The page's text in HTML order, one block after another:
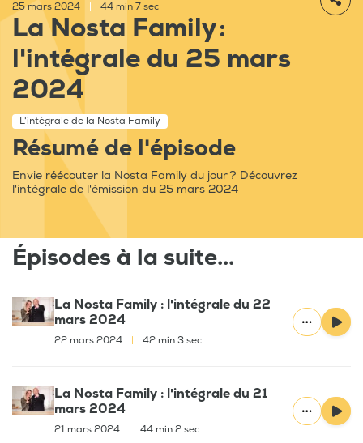
25 mars 2024 44 min 7 sec
La Nosta Family :
l'intégrale du 25 mars
2024
L'intégrale de la Nosta Family
Résumé de l'épisode
Envie réécouter la Nosta Family du jour ? Découvrez
l'intégrale de l'émission du 25 mars 2024
Épisodes à la suite...
La Nosta Family : l'intégrale du 22
mars 2024
22 mars 2024 42 min 3 sec
La Nosta Family : l'intégrale du 21
mars 2024
21 mars 2024 44 min 2 sec